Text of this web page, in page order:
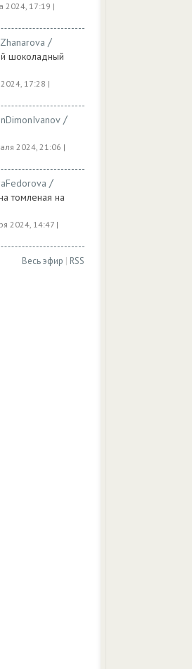
2024, 17:19 |
/
шоколадный
17:28 |
/
2024, 21:06 |
/
томленая на
2024, 14:47 |
Весь эфир | RSS